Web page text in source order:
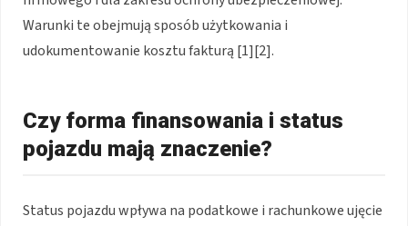
Warunki te obejmują sposób użytkowania i
udokumentowanie kosztu fakturą [1][2].
Czy forma finansowania i status
pojazdu mają znaczenie?
Status pojazdu wpływa na podatkowe i rachunkowe ujęcie